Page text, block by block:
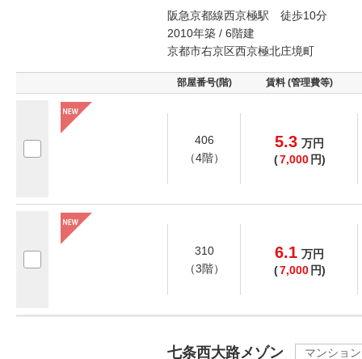
阪急京都線西京極駅 徒歩10分
2010年築 / 6階建
京都市右京区西京極北庄境町
部屋番号(階) 賃料 (管理費等)
406
（4階）
5.3 万円
(7,000 円)
310
（3階）
6.1 万円
(7,000 円)
七条西大路メゾン マンション